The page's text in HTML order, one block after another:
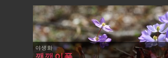
야생화